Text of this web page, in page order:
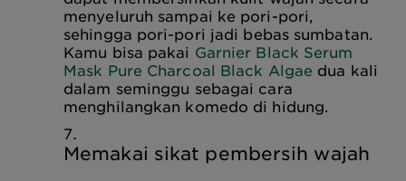
menyeluruh sampai ke pori-pori,
sehingga pori-pori jadi bebas sumbatan.
Kamu bisa pakai Garnier Black Serum
Mask Pure Charcoal Black Algae dua kali
dalam seminggu sebagai cara
menghilangkan komedo di hidung.
Memakai sikat pembersih wajah